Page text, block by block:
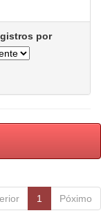
por
1 Póximo